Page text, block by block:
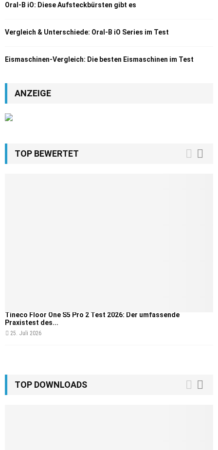
Oral-B iO: Diese Aufsteckbürsten gibt es
Vergleich & Unterschiede: Oral-B iO Series im Test
Eismaschinen-Vergleich: Die besten Eismaschinen im Test
ANZEIGE
TOP BEWERTET
Tineco Floor One S5 Pro 2 Test 2026: Der umfassende
Praxistest des...
25. Juli 2026
TOP DOWNLOADS